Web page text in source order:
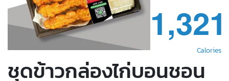
1,321
Calories
ชุดข้าวกล่องไก่บอนชอน